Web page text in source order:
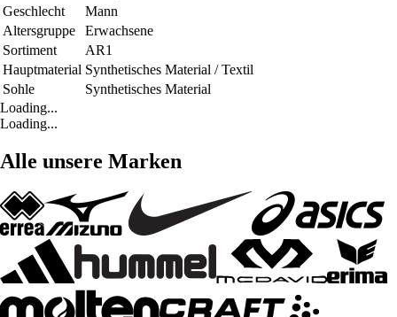
Geschlecht
Mann
Altersgruppe
Erwachsene
Sortiment
AR1
Hauptmaterial Synthetisches Material / Textil
Sohle
Synthetisches Material
Loading...
Loading...
Alle unsere Marken